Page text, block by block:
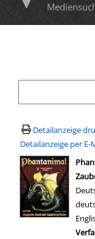
Detailanzeige
Detailanzeige per
wird